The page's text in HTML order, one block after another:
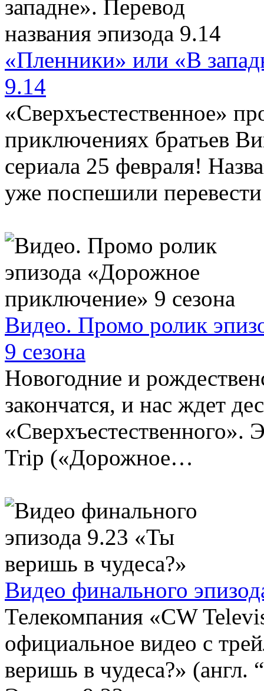
«Пленники» или «В
9.14
«Сверхъестественное»
приключениях братьев
сериала 25 февраля!
уже поспешили
Видео. Промо ролик
9 сезона
Новогодние и
закончатся, и нас ждет
«Сверхъестественного».
Trip («Дорожное…
Видео финального
Телекомпания «CW
официальное видео с
веришь в чудеса?»